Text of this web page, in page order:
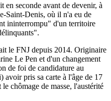
en seconde avant de devenir, à
Saint-Denis, où il n'a eu de
ininterrompu" d'un territoire
le FNJ depuis 2014. Originaire
Le Pen et d'un changement
de foi de candidature au
avoir pris sa carte à l'âge de 17
chômage de masse, l'austérité